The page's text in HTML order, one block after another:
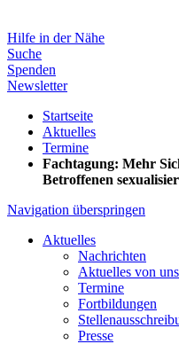
Hilfe in der Nähe
Suche
Spenden
Newsletter
Startseite
Aktuelles
Termine
Fachtagung: Mehr
Betroffenen
Navigation überspringen
Aktuelles
Nachrichten
Aktuelles von
Termine
Fortbildungen
Presse